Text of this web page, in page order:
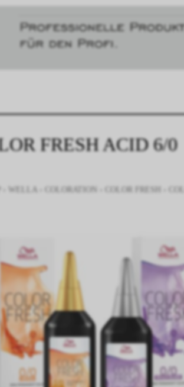
FRESH ACID 6/0
WELLA COLORATION COLOR FRESH